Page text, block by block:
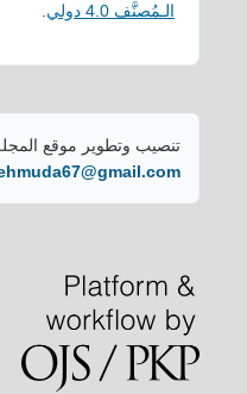
الـمُصنَّف 4.0 دولي
تنصيب وتطوير موقع